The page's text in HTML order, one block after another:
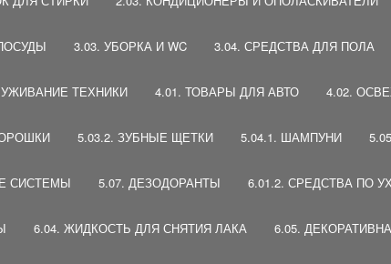
3.03. УБОРКА И WC 3.04. СРЕДСТВА ДЛЯ ПОЛА
ТЕХНИКИ 4.01. ТОВАРЫ ДЛЯ АВТО 4.02.
5.03.2. ЗУБНЫЕ ЩЕТКИ 5.04.1. ШАМПУНИ
СИСТЕМЫ 5.07. ДЕЗОДОРАНТЫ 6.01.2. СРЕДСТВА ПО
6.04. ЖИДКОСТЬ ДЛЯ СНЯТИЯ ЛАКА 6.05.